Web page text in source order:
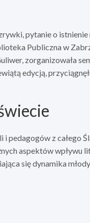
pytanie o
Publiczna w
zorganizowała
edycją,
pedagogów z całego
aspektów wpływu
się dynamika